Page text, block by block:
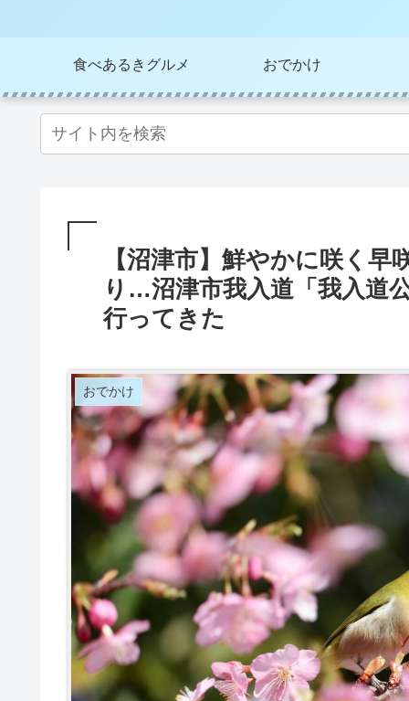
食べあるきグルメ おでかけ
【沼津市】鮮やかに咲く
り…沼津市我入道「我入道
行ってきた
おでかけ